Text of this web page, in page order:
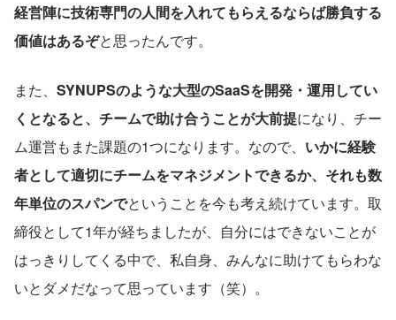
経営陣に技術専門の人間を入れてもらえるならば勝負する
価値はあるぞと思ったんです。
また、 SYNUPSのような大型のSaaSを開発・運用してい
くとなると、チームで助け合うことが大前提になり、チー
ム運営もまた課題の1つになります。なので、 いかに経験
者として適切にチームをマネジメントできるか、それも数
年単位のスパンでということを今も考え続けています。取
締役として1年が経ちましたが、自分にはできないことが
はっきりしてくる中で、私自身、みんなに助けてもらわな
いとダメだなって思っています（笑）。